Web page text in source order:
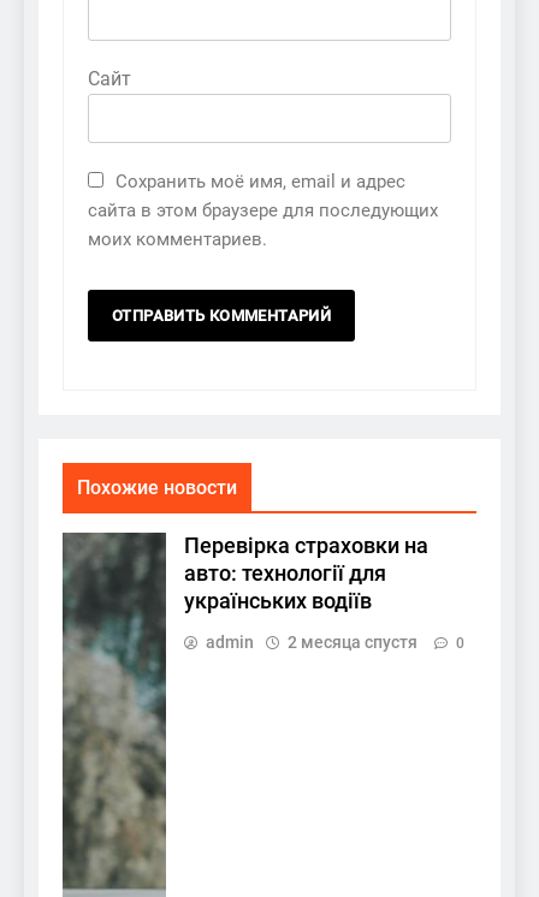
Сайт
Сохранить моё имя, email и адрес
сайта в этом браузере для последующих
моих комментариев.
Похожие новости
Перевірка страховки на
авто: технології для
українських водіїв
admin 2 месяца спустя 0